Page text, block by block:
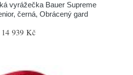
vyrážečka Bauer Supreme
černá, Obrácený gard
14 939 Kč